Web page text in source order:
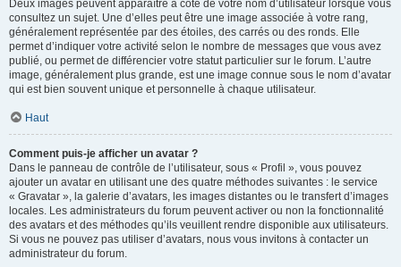
Deux images peuvent apparaître à côté de votre nom d’utilisateur lorsque vous
consultez un sujet. Une d’elles peut être une image associée à votre rang,
généralement représentée par des étoiles, des carrés ou des ronds. Elle
permet d’indiquer votre activité selon le nombre de messages que vous avez
publié, ou permet de différencier votre statut particulier sur le forum. L’autre
image, généralement plus grande, est une image connue sous le nom d’avatar
qui est bien souvent unique et personnelle à chaque utilisateur.
Haut
Comment puis-je afficher un avatar ?
Dans le panneau de contrôle de l’utilisateur, sous « Profil », vous pouvez
ajouter un avatar en utilisant une des quatre méthodes suivantes : le service
« Gravatar », la galerie d’avatars, les images distantes ou le transfert d’images
locales. Les administrateurs du forum peuvent activer ou non la fonctionnalité
des avatars et des méthodes qu’ils veuillent rendre disponible aux utilisateurs.
Si vous ne pouvez pas utiliser d’avatars, nous vous invitons à contacter un
administrateur du forum.